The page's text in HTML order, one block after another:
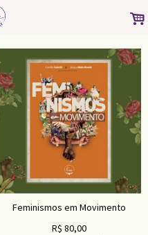
.
Feminismos em Movimento
R$ 80,00